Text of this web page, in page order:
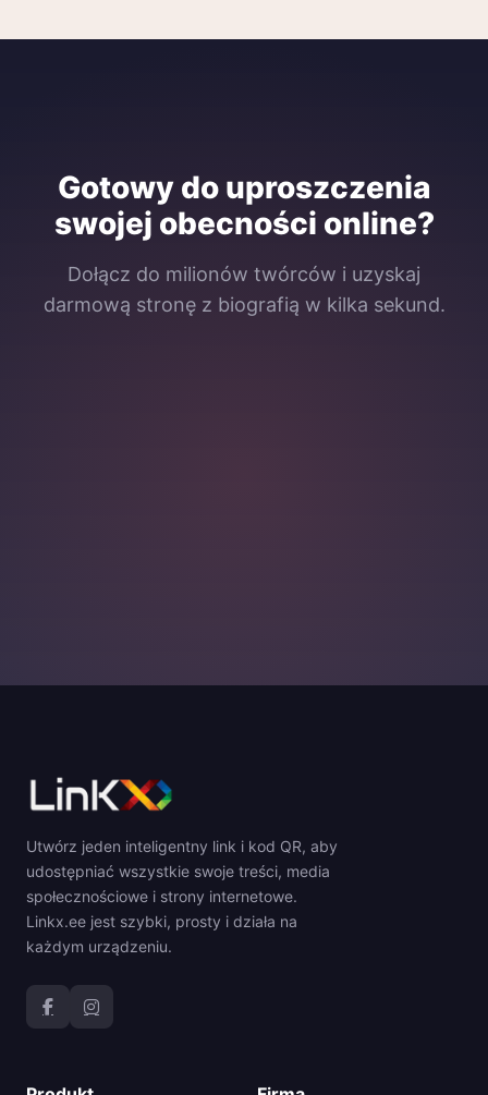
Gotowy do uproszczenia
swojej obecności online?
Dołącz do milionów twórców i uzyskaj
darmową stronę z biografią w kilka sekund.
Utwórz jeden inteligentny link i kod QR, aby
udostępniać wszystkie swoje treści, media
społecznościowe i strony internetowe.
Linkx.ee jest szybki, prosty i działa na
każdym urządzeniu.